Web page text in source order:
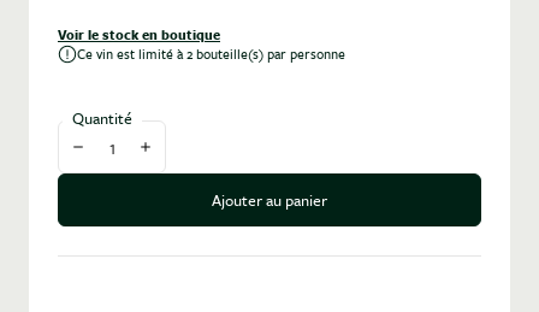
Voir le stock en boutique
Ce vin est limité à 2 bouteille(s) par personne
Quantité
Diminuer la quantité
Augmenter la quantité
Ajouter au panier